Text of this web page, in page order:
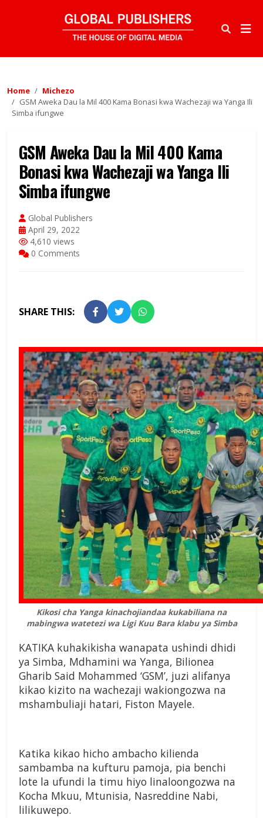
Home
Michezo
GSM Aweka Dau la Mil 400 Kama Bonasi kwa Wachezaji wa Yanga Ili
Simba ifungwe
GSM Aweka Dau la Mil 400 Kama
Bonasi kwa Wachezaji wa Yanga Ili
Simba ifungwe
Global Publishers
April 29, 2022
4,610 views
0 Comments
SHARE THIS:
Kikosi cha Yanga kinachojiandaa kukabiliana na
mabingwa watetezi wa Ligi Kuu Bara klabu ya Simba
KATIKA kuhakikisha wanapata ushindi dhidi
ya Simba, Mdhamini wa Yanga, Bilionea
Gharib Said Mohammed ‘GSM’, juzi alifanya
kikao kizito na wachezaji wakiongozwa na
mshambuliaji hatari, Fiston Mayele.
Katika kikao hicho ambacho kilienda
sambamba na kufturu pamoja, pia benchi
lote la ufundi la timu hiyo linaloongozwa na
Kocha Mkuu, Mtunisia, Nasreddine Nabi,
lilikuwepo.